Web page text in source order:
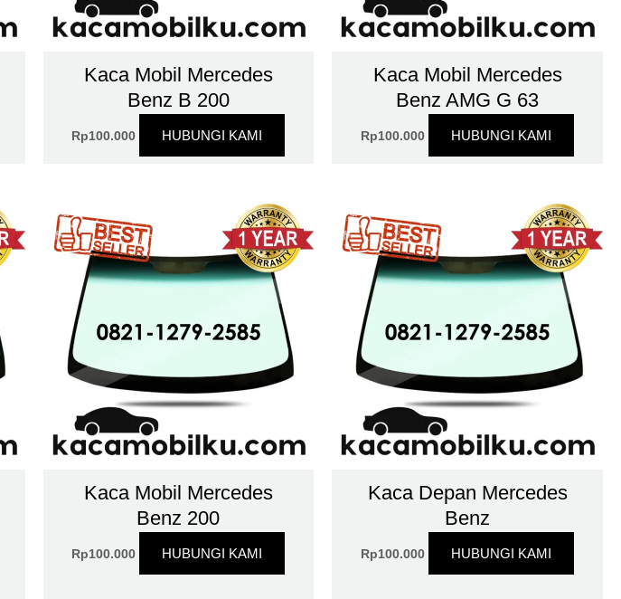
Kaca Mobil Mercedes
Benz B 200
Rp100.000 HUBUNGI KAMI
Kaca Mobil Mercedes
Benz AMG G 63
Rp100.000 HUBUNGI KAMI
Kaca Mobil Mercedes
Benz 200
Rp100.000 HUBUNGI KAMI
Kaca Depan Mercedes
Benz
Rp100.000 HUBUNGI KAMI